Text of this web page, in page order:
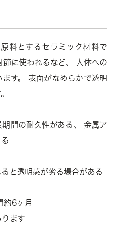
料とするセラミック材料で
節に使われるなど、 人体への
す。 表面がなめらかで透明
期間の耐久性がある、 金属ア
と透明感が劣る場合がある
約6ヶ月
ます